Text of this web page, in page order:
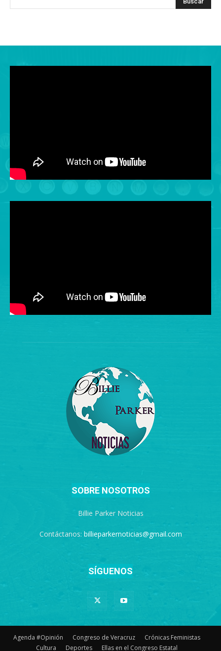
SOBRE NOSOTROS
Billie Parker Noticias
Contáctanos: billieparkernoticias@gmail.com
SÍGUENOS
Agenda #Opinión Congreso de Veracruz
Crónicas Feministas
Cultura
Deportes Ellas en el Congreso Estatal